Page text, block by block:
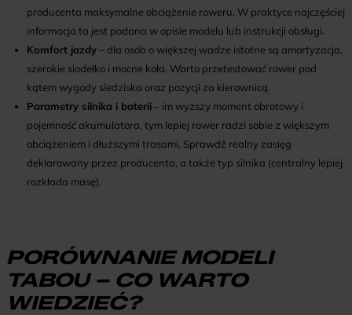
producenta maksymalne obciążenie roweru. W praktyce najczęściej
informacja ta jest podana w opisie modelu lub instrukcji obsługi.
Komfort jazdy– dla osób o większej wadze istotne są amortyzacja,
szerokie siodełko i mocne koła. Warto przetestować rower pod
kątem wygody siedziska oraz pozycji za kierownicą.
Parametry silnika i baterii– im wyższy moment obrotowy i
pojemność akumulatora, tym lepiej rower radzi sobie z większym
obciążeniem i dłuższymi trasami. Sprawdź realny zasięg
deklarowany przez producenta, a także typ silnika (centralny lepiej
rozkłada masę).
PORÓWNANIE MODELI
TABOU – CO WARTO
WIEDZIEĆ?